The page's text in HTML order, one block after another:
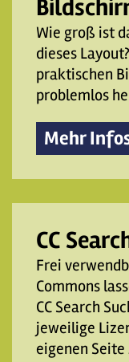
Wie groß ist
dieses
praktischen
problemlos
Mehr
CC
Frei
Commons
CC Search
jeweilige
eigenen